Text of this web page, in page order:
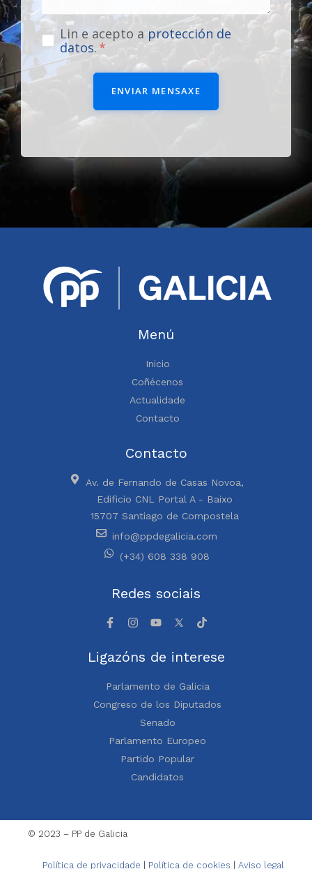
Lin e acepto a protección de
datos.
ENVIAR MENSAXE
Menú
Inicio
Coñécenos
Actualidade
Contacto
Contacto
Av. de Fernando de Casas Novoa,
Edificio CNL Portal A - Baixo
15707 Santiago de Compostela
info@ppdegalicia.com
(+34) 608 338 908
Redes sociais
Ligazóns de interese
Parlamento de Galicia
Congreso de los Diputados
Senado
Parlamento Europeo
Partido Popular
Candidatos
© 2023 – PP de Galicia
Política de privacidade Política de cookies Aviso legal